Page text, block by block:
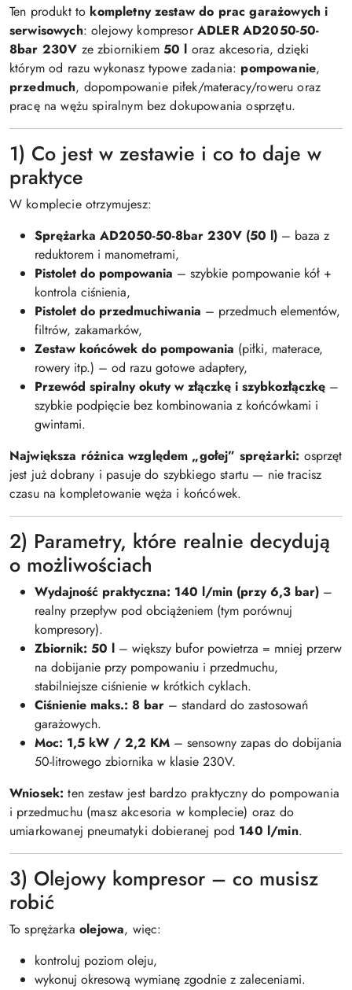
Ten produkt to kompletny zestaw do prac garażowych i
serwisowych: olejowy kompresorADLER AD2050-50-
8bar 230V ze zbiornikiem50 l oraz akcesoria, dzięki
którym od razu wykonasz typowe zadania: pompowanie,
przedmuch, dopompowanie piłek/materacy/roweru oraz
pracę na wężu spiralnym bez dokupowania osprzętu.
1) Co jest w zestawie i co to daje w
praktyce
W komplecie otrzymujesz:
Sprężarka AD2050-50-8bar 230V (50 l) – baza z
reduktorem i manometrami,
Pistolet do pompowania – szybkie pompowanie kół +
kontrola ciśnienia,
Pistolet do przedmuchiwania – przedmuch elementów,
filtrów, zakamarków,
Zestaw końcówek do pompowania (piłki, materace,
rowery itp.) – od razu gotowe adaptery,
Przewód spiralny okuty w złączkę i szybkozłączkę –
szybkie podpięcie bez kombinowania z końcówkami i
gwintami.
Największa różnica względem „gołej” sprężarki: osprzęt
jest już dobrany i pasuje do szybkiego startu — nie tracisz
czasu na kompletowanie węża i końcówek.
2) Parametry, które realnie decydują
o możliwościach
Wydajność praktyczna: 140 l/min (przy 6,3 bar) –
realny przepływ pod obciążeniem (tym porównuj
kompresory).
Zbiornik: 50 l – większy bufor powietrza = mniej przerw
na dobijanie przy pompowaniu i przedmuchu,
stabilniejsze ciśnienie w krótkich cyklach.
Ciśnienie maks.: 8 bar – standard do zastosowań
garażowych.
Moc: 1,5 kW / 2,2 KM – sensowny zapas do dobijania
50-litrowego zbiornika w klasie 230V.
Wniosek: ten zestaw jest bardzo praktyczny do pompowania
i przedmuchu (masz akcesoria w komplecie) oraz do
umiarkowanej pneumatyki dobieranej pod 140 l/min.
3) Olejowy kompresor – co musisz
robić
To sprężarkaolejowa, więc:
kontroluj poziom oleju,
wykonuj okresową wymianę zgodnie z zaleceniami.